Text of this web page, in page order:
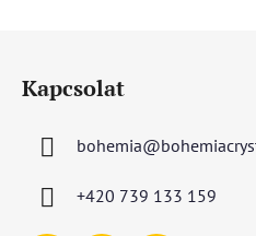
Kapcsolat
bohemia@
+420 739 133 159